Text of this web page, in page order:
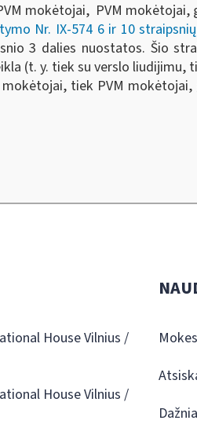
mokėtojai, PVM mokėtojai,
Nr. IX-574 6 ir 10
3 dalies nuostatos. Šio
(t. y. tiek su verslo liudijimu,
tiek PVM
House Vilnius /
House Vilnius /